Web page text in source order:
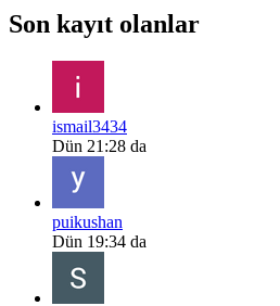
Son kayıt olanlar
ismail3434
Dün 21:28 da
puikushan
Dün 19:34 da